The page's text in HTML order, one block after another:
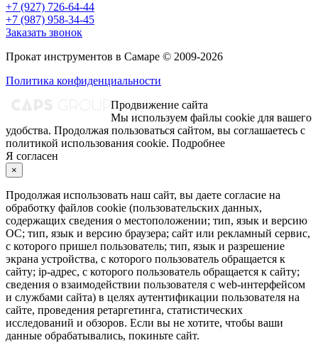
+7 (927) 726-64-44
+7 (987) 958-34-45
Заказать звонок
Прокат инструментов в Самаре © 2009-2026
Политика конфиденциальности
Продвижение сайта
Мы используем файлы cookie для вашего
удобства. Продолжая пользоваться сайтом, вы соглашаетесь с
политикой использования cookie. Подробнее
Я согласен
×
Продолжая использовать наш сайт, вы даете согласие на
обработку файлов cookie (пользовательских данных,
содержащих сведения о местоположении; тип, язык и версию
ОС; тип, язык и версию браузера; сайт или рекламный сервис,
с которого пришел пользователь; тип, язык и разрешение
экрана устройства, с которого пользователь обращается к
сайту; ip-адрес, с которого пользователь обращается к сайту;
сведения о взаимодействии пользователя с web-интерфейсом
и службами сайта) в целях аутентификации пользователя на
сайте, проведения ретаргетинга, статистических
исследований и обзоров. Если вы не хотите, чтобы ваши
данные обрабатывались, покиньте сайт.